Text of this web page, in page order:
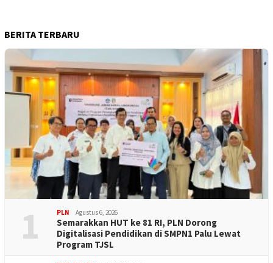
BERITA TERBARU
1 PLN Agustus 6, 2026
Semarakkan HUT ke 81 RI, PLN Dorong
Digitalisasi Pendidikan di SMPN1 Palu Lewat
Program TJSL